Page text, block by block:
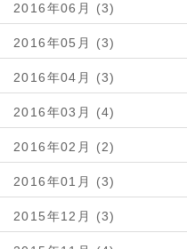
2016年06月 (3)
2016年05月 (3)
2016年04月 (3)
2016年03月 (4)
2016年02月 (2)
2016年01月 (3)
2015年12月 (3)